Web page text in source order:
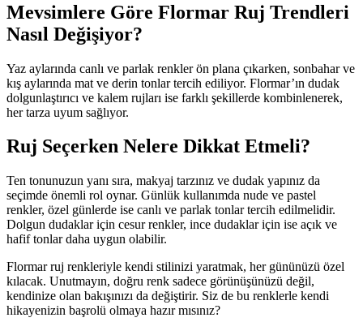
Mevsimlere Göre Flormar Ruj Trendleri
Nasıl Değişiyor?
Yaz aylarında canlı ve parlak renkler ön plana çıkarken, sonbahar ve
kış aylarında mat ve derin tonlar tercih ediliyor. Flormar’ın dudak
dolgunlaştırıcı ve kalem rujları ise farklı şekillerde kombinlenerek,
her tarza uyum sağlıyor.
Ruj Seçerken Nelere Dikkat Etmeli?
Ten tonunuzun yanı sıra, makyaj tarzınız ve dudak yapınız da
seçimde önemli rol oynar. Günlük kullanımda nude ve pastel
renkler, özel günlerde ise canlı ve parlak tonlar tercih edilmelidir.
Dolgun dudaklar için cesur renkler, ince dudaklar için ise açık ve
hafif tonlar daha uygun olabilir.
Flormar ruj renkleriyle kendi stilinizi yaratmak, her gününüzü özel
kılacak. Unutmayın, doğru renk sadece görünüşünüzü değil,
kendinize olan bakışınızı da değiştirir. Siz de bu renklerle kendi
hikayenizin başrolü olmaya hazır mısınız?